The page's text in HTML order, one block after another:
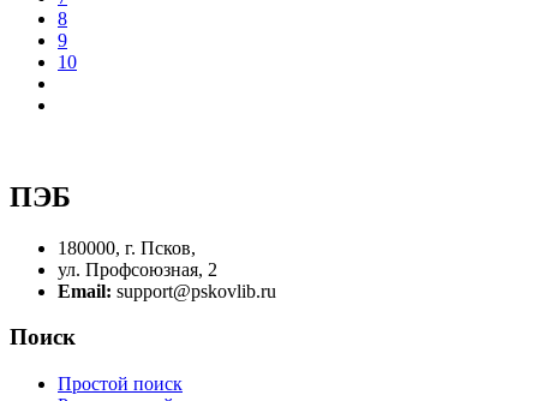
8
9
10
ПЭБ
180000, г. Псков,
ул. Профсоюзная, 2
Email: support@pskovlib.ru
Поиск
Простой поиск